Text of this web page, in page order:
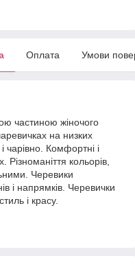
Оплата Умови
частиною жіночого
на низких
чарівно. Комфортні і
Різноманіття кольорів,
Черевики
і напрямків. Черевички
і красу.